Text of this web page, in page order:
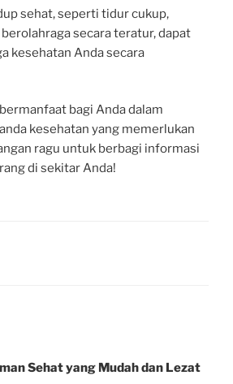
sehat, seperti tidur cukup,
secara teratur, dapat
kesehatan Anda secara
bagi Anda dalam
kesehatan yang memerlukan
ragu untuk berbagi informasi
di sekitar Anda!
Sehat yang Mudah dan Lezat